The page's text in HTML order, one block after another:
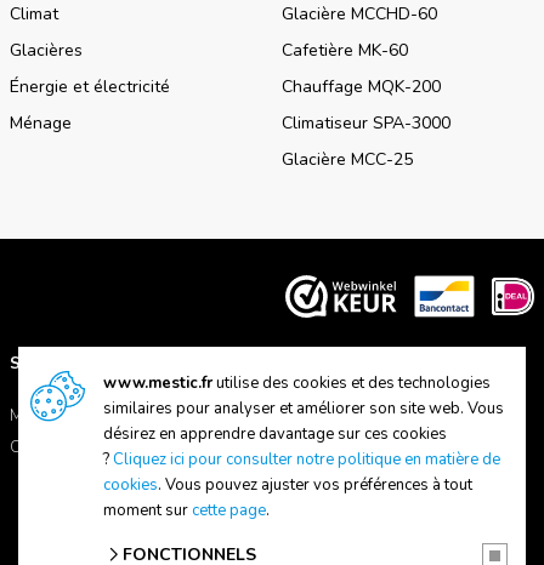
Climat
Glacières
Énergie et électricité
Ménage
Glacière MCCHD-60
Cafetière MK-60
Chauffage MQK-200
Climatiseur SPA-3000
Glacière MCC-25
SUPPORT
Manuels
Contactez-nous
A propos de Mestic
Trouver un magasin
www.mestic.frutilise des cookies et des technologies
similaires pour analyser et améliorer son site web. Vous
désirez en apprendre davantage sur ces cookies
?Cliquez ici pour consulter notre politique en matière de
cookies. Vous pouvez ajuster vos préférences à tout
moment surcette page.
FONCTIONNELS